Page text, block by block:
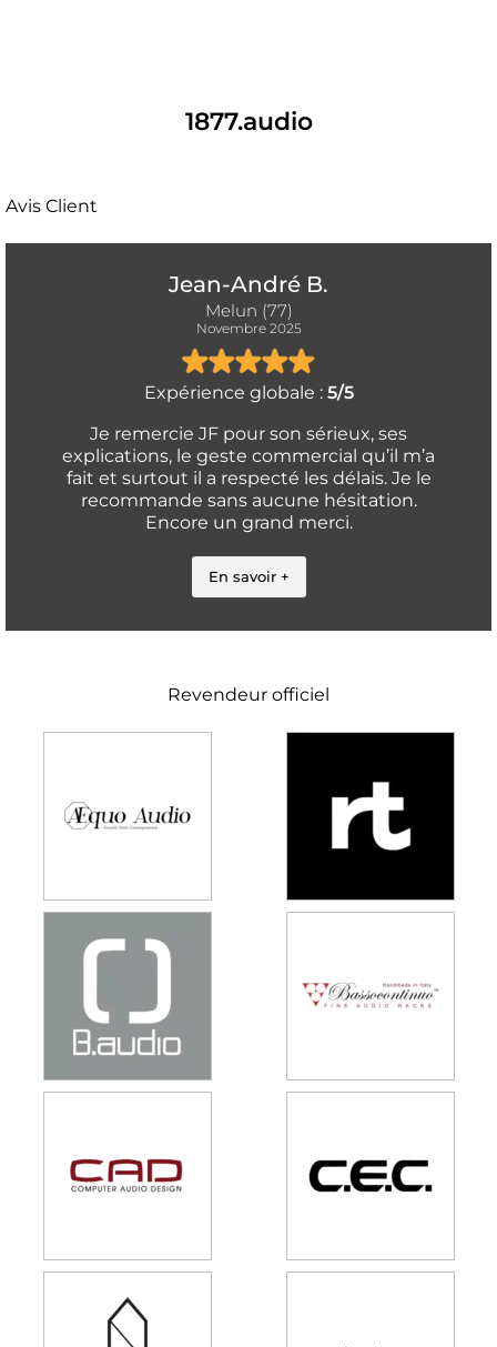
1877.audio
Avis Client
Jean-André B.
Melun (77)
Novembre 2025
Expérience globale : 5/5
Je remercie JF pour son sérieux, ses
explications, le geste commercial qu’il m’a
fait et surtout il a respecté les délais. Je le
recommande sans aucune hésitation.
Encore un grand merci.
En savoir +
Revendeur officiel